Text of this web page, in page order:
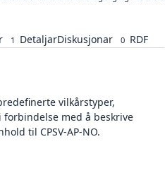
1 DetaljarDiskusjonar 0 RDF
vilkårstyper,
med å beskrive
til CPSV-AP-NO.